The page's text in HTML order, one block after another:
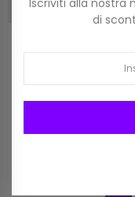
Filato Mistolana
di